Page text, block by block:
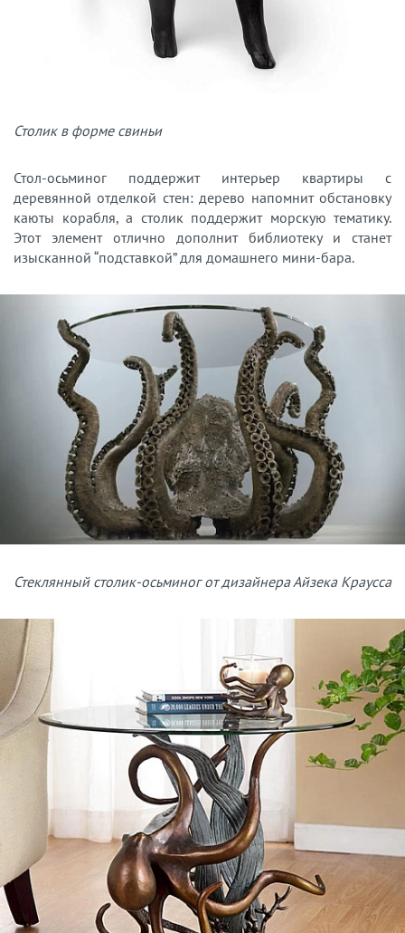
Столик в форме свиньи
Стол-осьминог поддержит интерьер квартиры с
деревянной отделкой стен: дерево напомнит обстановку
каюты корабля, а столик поддержит морскую тематику.
Этот элемент отлично дополнит библиотеку и станет
изысканной “подставкой” для домашнего мини-бара.
Стеклянный столик-осьминог от дизайнера Айзека Краусса